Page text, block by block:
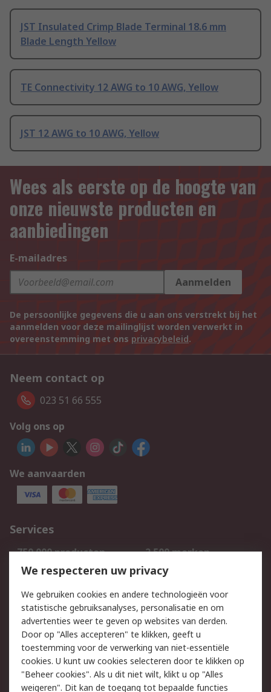
JST Insulated Crimp Blade Terminal 18.6 mm
Blade Length Yellow
TE Connectivity 12 AWG to 10 AWG, Yellow
JST 12 AWG to 10 AWG, Yellow
Wees als eerste op de hoogte van
onze nieuwste producten en
aanbiedingen
E-mailadres
Aanmelden
De persoonlijke gegevens die u aan ons verstrekt bij het
aanmelden voor deze mailinglijst worden verwerkt in
overeenstemming met ons privacybeleid.
Neem contact op
023 51 66 555
Volg ons op
We aanvaarden
Services
750.000 producten
2.500 merken
Bestellen
Inkoopoplossingen
Track & Trace
Wettelijk
Cookiebeleid
Email veiligheid
Privacybeleid
Websitevoorwaarden
We respecteren uw privacy
We gebruiken cookies en andere technologieën voor
statistische gebruiksanalyses, personalisatie en om
advertenties weer te geven op websites van derden.
Door op "Alles accepteren" te klikken, geeft u
toestemming voor de verwerking van niet-essentiële
cookies. U kunt uw cookies selecteren door te klikken op
"Beheer cookies". Als u dit niet wilt, klikt u op "Alles
weigeren". Dit kan de toegang tot bepaalde functies